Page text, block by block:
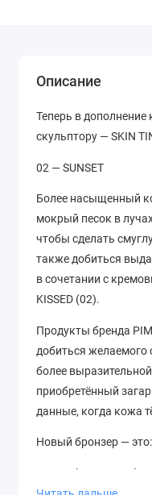
Описание
Теперь в
скульптору — SKIN
02 — SUNSET
Более насыщенный
мокрый песок в
чтобы сделать
также добиться
в сочетании с
KISSED (02).
Продукты бренда
добиться желаемого
более
приобретённый
данные, когда кожа
Новый бронзер — это:
— must have для